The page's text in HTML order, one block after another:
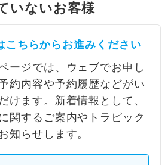
いないお客様
こちらからお進みください
ージでは、ウェブでお申し
約内容や予約履歴などがい
けます。新着情報として、
関するご案内やトラピック
知らせします。